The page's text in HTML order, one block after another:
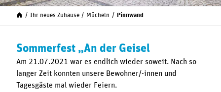
Ihr neues Zuhause Mücheln Pinnwand
Sommerfest „An der Geisel
Am 21.07.2021 war es endlich wieder soweit. Nach so
langer Zeit konnten unsere Bewohner/-innen und
Tagesgäste mal wieder Feiern.